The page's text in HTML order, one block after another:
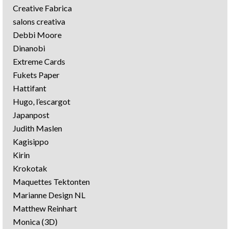
Creative Fabrica
salons creativa
Debbi Moore
Dinanobi
Extreme Cards
Fukets Paper
Hattifant
Hugo, l’escargot
Japanpost
Judith Maslen
Kagisippo
Kirin
Krokotak
Maquettes Tektonten
Marianne Design NL
Matthew Reinhart
Monica (3D)